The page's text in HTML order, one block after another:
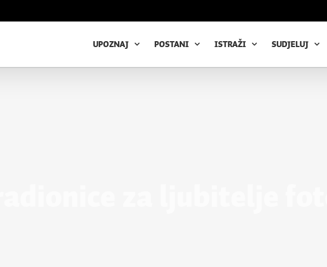
UPOZNAJ POSTANI ISTRAŽI SUDJELUJ